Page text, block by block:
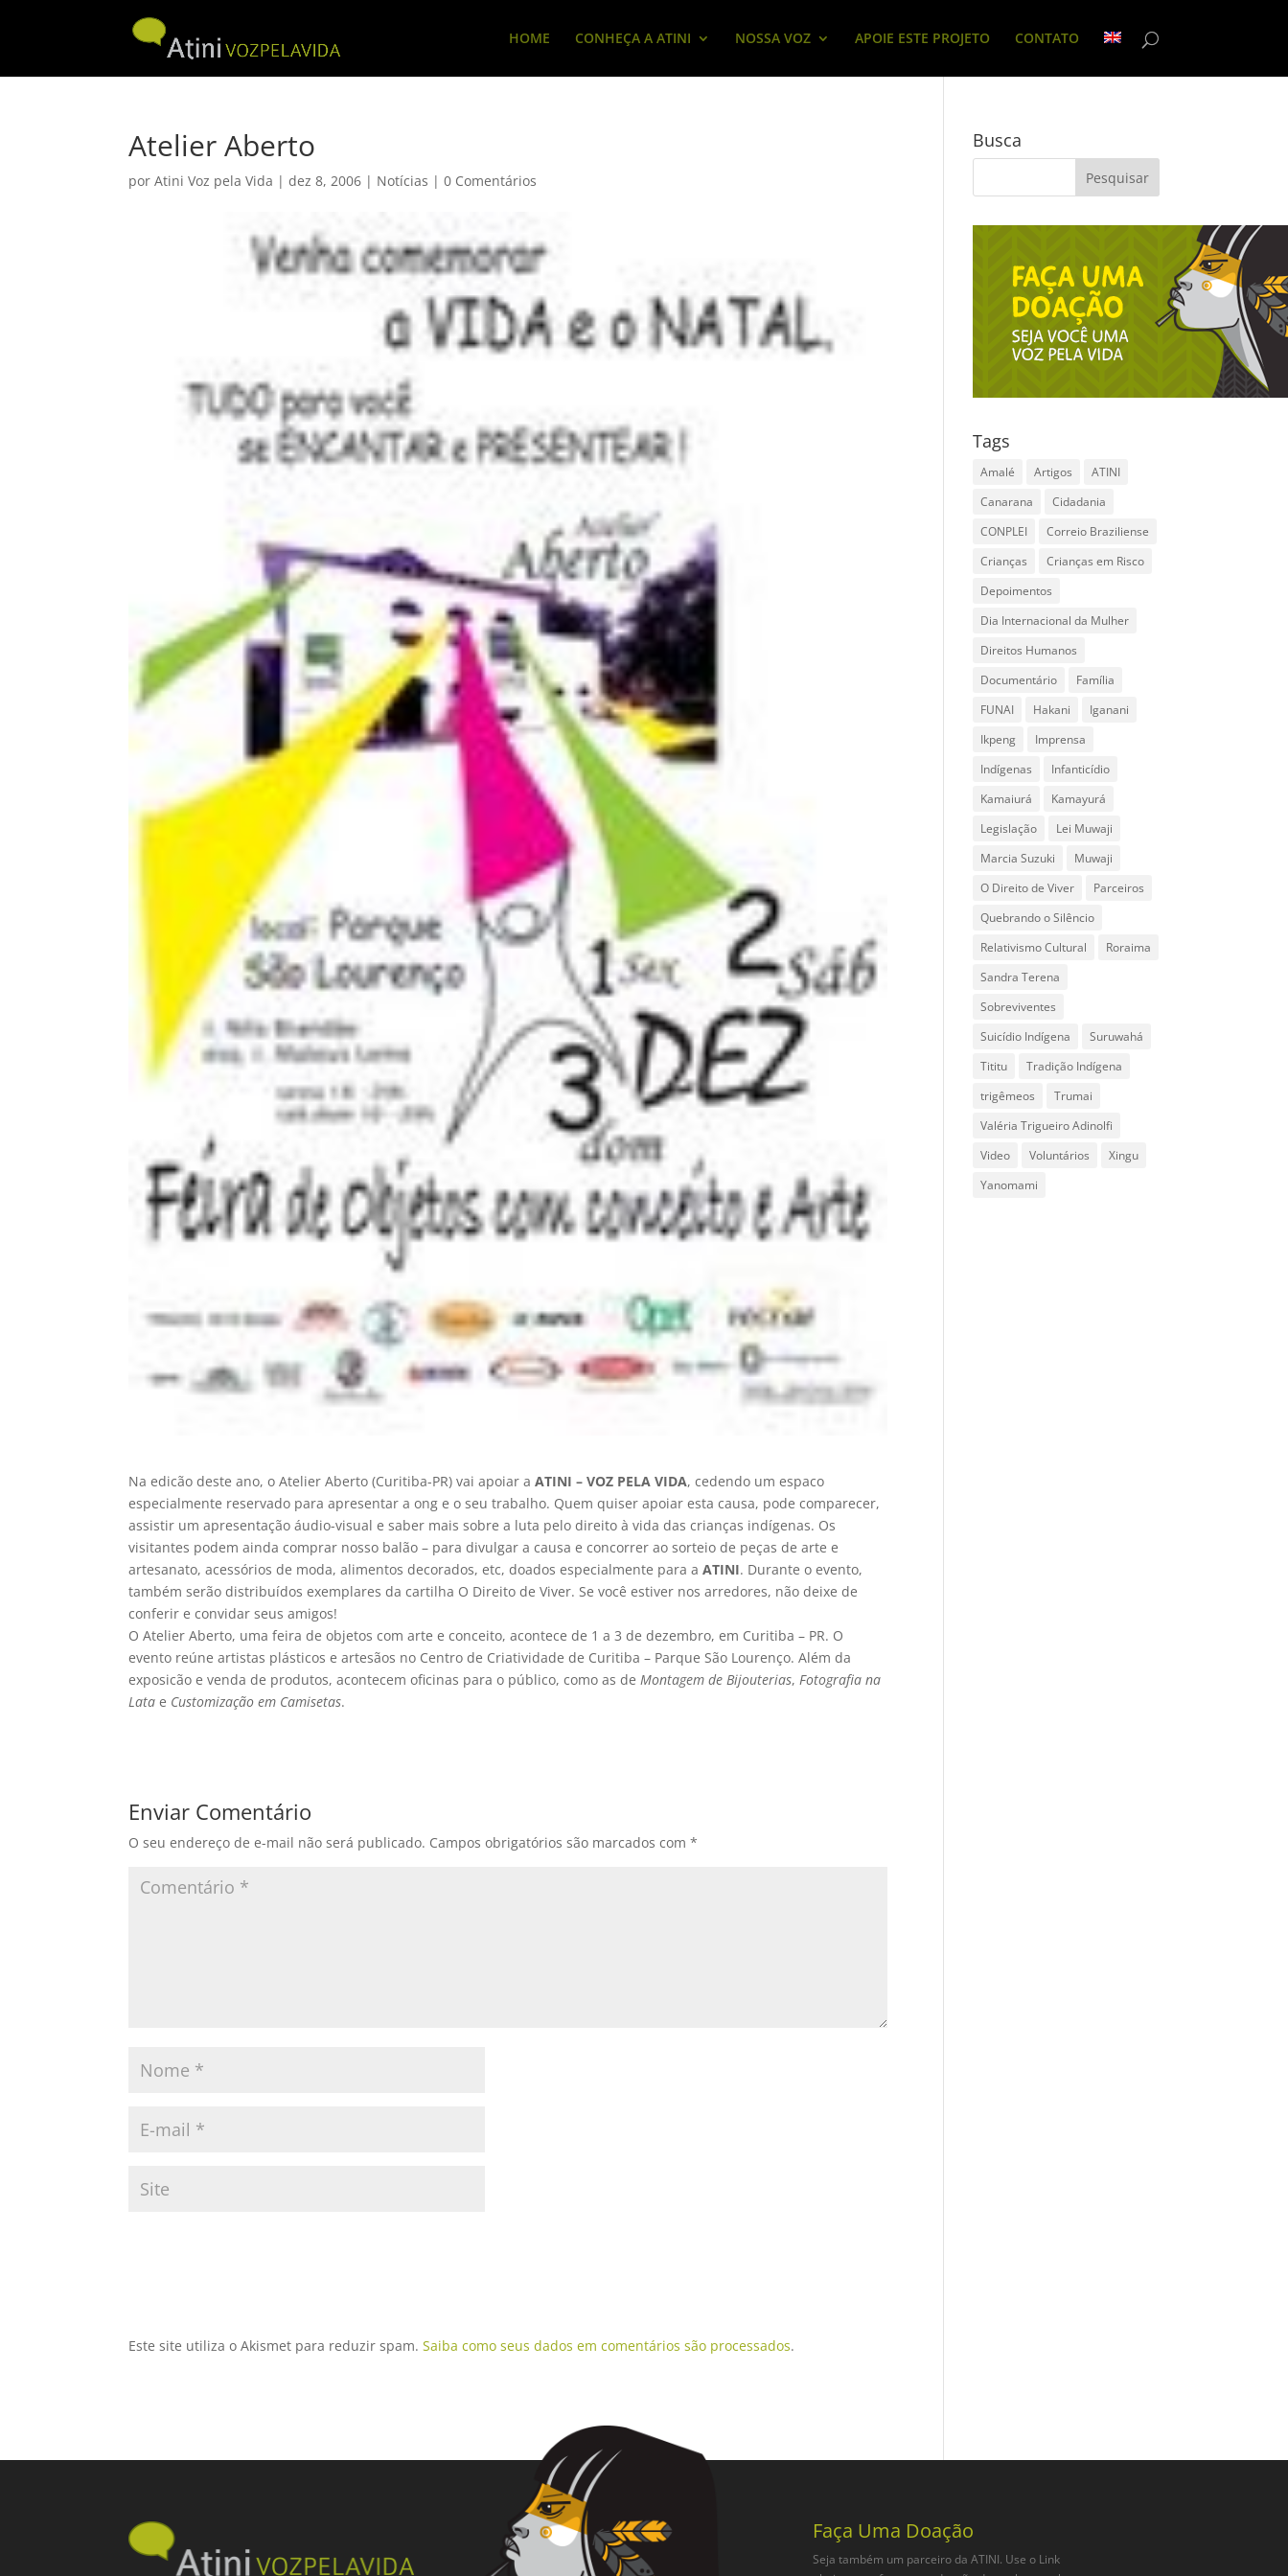
HOME CONHEÇA A ATINI NOSSA VOZ APOIE ESTE PROJETO CONTATO
Atelier Aberto
porAtini Voz pela Vida |dez 8, 2006 | Notícias |0 Comentários
Na edicão deste ano, o Atelier Aberto (Curitiba-PR) vai apoiar aATINI – VOZ PELA VIDA, cedendo um espaco
especialmente reservado para apresentar a ong e o seu trabalho. Quem quiser apoiar esta causa, pode comparecer,
assistir um apresentação áudio-visual e saber mais sobre a luta pelo direito à vida das crianças indígenas. Os
visitantes podem ainda comprar nosso balão – para divulgar a causa e concorrer ao sorteio de peças de arte e
artesanato, acessórios de moda, alimentos decorados, etc, doados especialmente para aATINI. Durante o evento,
também serão distribuídos exemplares da cartilha O Direito de Viver. Se você estiver nos arredores, não deixe de
conferir e convidar seus amigos!
O Atelier Aberto, uma feira de objetos com arte e conceito, acontece de 1 a 3 de dezembro, em Curitiba – PR. O
evento reúne artistas plásticos e artesãos no Centro de Criatividade de Curitiba – Parque São Lourenço. Além da
exposicão e venda de produtos, acontecem oficinas para o público, como as de Montagem de Bijouterias, Fotografia na
Lata e Customização em Camisetas.
Enviar Comentário
O seu endereço de e-mail não será publicado. Campos obrigatórios são marcados com*
Este site utiliza o Akismet para reduzir spam.Saiba como seus dados em comentários são processados.
Busca
Tags
Amalé Artigos
ATINI
Canarana
Cidadania
CONPLEI
Correio Braziliense
Crianças
Crianças em Risco
Depoimentos
Dia Internacional da Mulher
Direitos Humanos
Documentário
Família
FUNAI
Hakani
Iganani
Ikpeng
Imprensa
Indígenas
Infanticídio
Kamaiurá
Kamayurá
Legislação
Lei Muwaji
Marcia Suzuki
Muwaji
O Direito de Viver
Parceiros
Quebrando o Silêncio
Relativismo Cultural
Roraima
Sandra Terena
Sobreviventes
Suicídio Indígena
Suruwahá
Tititu
Tradição Indígena
trigêmeos
Trumai
Valéria Trigueiro Adinolfi
Video
Voluntários
Xingu
Yanomami
Faça Uma Doação
Seja também um parceiro da ATINI. Use o Link